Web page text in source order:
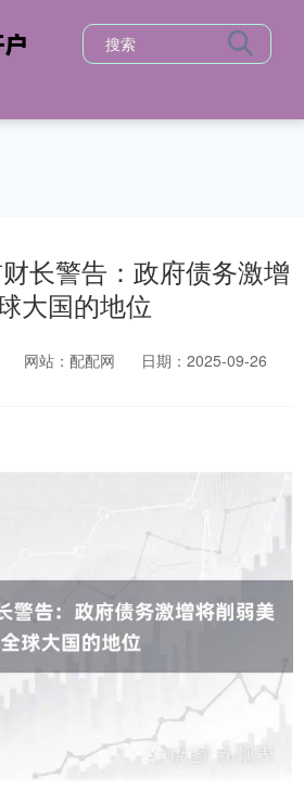
长警告：政府债务激增
大国的地位
网站：配配网
日期：2025-09-26